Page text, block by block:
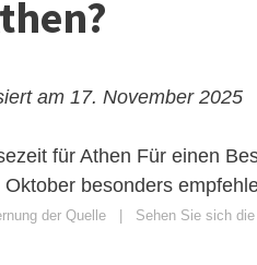
am 17. November 2025
für Athen Für einen
besonders
der Quelle Sehen Sie sich